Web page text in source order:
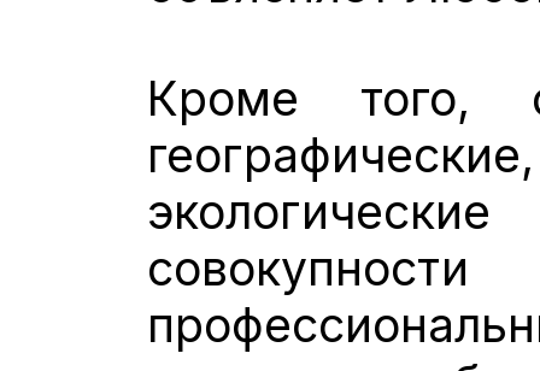
Кроме того,